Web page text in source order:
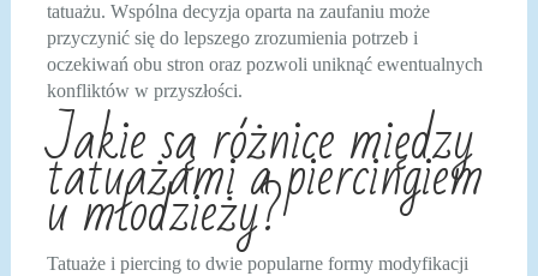
tatuażu. Wspólna decyzja oparta na zaufaniu może
przyczynić się do lepszego zrozumienia potrzeb i
oczekiwań obu stron oraz pozwoli uniknąć ewentualnych
konfliktów w przyszłości.
Jakie są różnice między
tatuażami a piercingiem
u młodzieży?
Tatuaże i piercing to dwie popularne formy modyfikacji